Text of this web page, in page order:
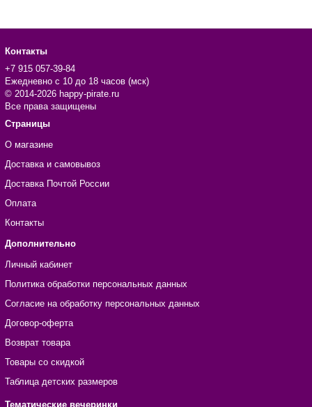
Контакты
+7 915 057-39-84
Ежедневно с 10 до 18 часов (мск)
© 2014-2026 happy-pirate.ru
Все права защищены
Страницы
О магазине
Доставка и самовывоз
Доставка Почтой России
Оплата
Контакты
Дополнительно
Личный кабинет
Политика обработки персональных данных
Согласие на обработку персональных данных
Договор-оферта
Возврат товара
Товары со скидкой
Таблица детских размеров
Тематические вечеринки